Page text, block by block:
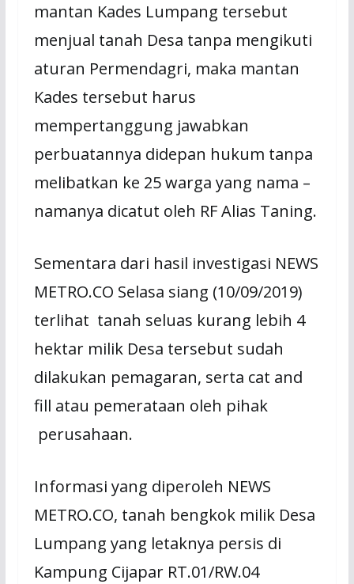
mantan Kades Lumpang tersebut
menjual tanah Desa tanpa mengikuti
aturan Permendagri, maka mantan
Kades tersebut harus
mempertanggung jawabkan
perbuatannya didepan hukum tanpa
melibatkan ke 25 warga yang nama –
namanya dicatut oleh RF Alias Taning.
Sementara dari hasil investigasi NEWS
METRO.CO Selasa siang (10/09/2019)
terlihat tanah seluas kurang lebih 4
hektar milik Desa tersebut sudah
dilakukan pemagaran, serta cat and
fill atau pemerataan oleh pihak
perusahaan.
Informasi yang diperoleh NEWS
METRO.CO, tanah bengkok milik Desa
Lumpang yang letaknya persis di
Kampung Cijapar RT.01/RW.04